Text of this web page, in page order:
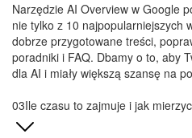
Narzędzie AI Overview w Google
nie tylko z 10 najpopularniejszych
dobrze przygotowane treści,
poradniki i FAQ. Dbamy o to, aby
dla AI i miały większą szansę na
Ile czasu to zajmuje i jak